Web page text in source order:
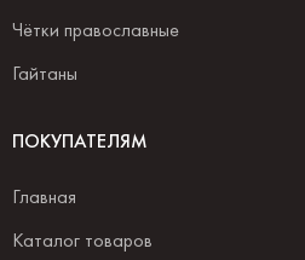
Чётки православные
Гайтаны
ПОКУПАТЕЛЯМ
Главная
Каталог товаров